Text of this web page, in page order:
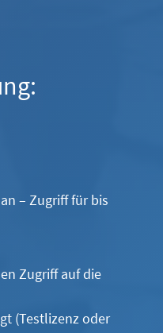
– Zugriff für bis
Zugriff auf die
(Testlizenz oder